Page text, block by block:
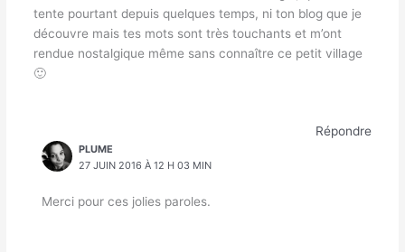
tente pourtant depuis quelques temps, ni ton blog que je
découvre mais tes mots sont très touchants et m’ont
rendue nostalgique même sans connaître ce petit village
🙂
Répondre
PLUME
27 JUIN 2016 À 12 H 03 MIN
Merci pour ces jolies paroles.